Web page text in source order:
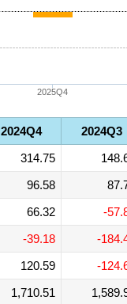
2025Q4
2024Q4 2024Q3
314.75
96.58
66.32 -
-39.18 -
120.59 -
1,710.51